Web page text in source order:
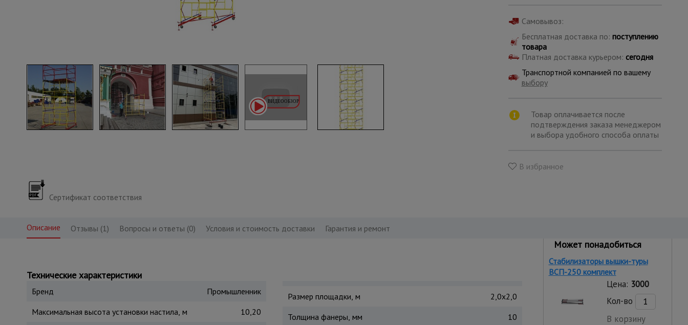
Самовывоз:
Бесплатная доставка по: поступлению
товара
Платная доставка курьером: сегодня
Транспортной компанией по вашему
выбору
Товар оплачивается после
подтверждения заказа менеджером
и выбора удобного способа оплаты
В избранное
Сертификат соответствия
Описание Отзывы (1) Вопросы и ответы (0) Условия и стоимость доставки Гарантия и ремонт
Технические характеристики
Бренд
Промышленник
Максимальная высота установки настила, м
10,20
Размер площадки, м
2,0x2,0
Толщина фанеры, мм
10
Может понадобиться
Стабилизаторы вышки-туры
ВСП-250 комплект
Цена: 3000
Кол-во
В корзину